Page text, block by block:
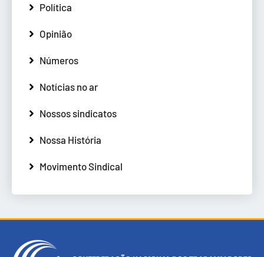
Política
Opinião
Números
Notícias no ar
Nossos sindicatos
Nossa História
Movimento Sindical